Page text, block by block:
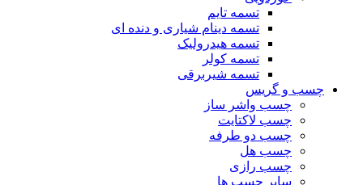
تسمه تایم
تسمه دینام شیاری و دنده ای
تسمه هیدرولیک
تسمه کولر
تسمه شیربرقی
چسب و گریس
چسب واشر ساز
چسب لاکتایت
چسب دو طرفه
چسب هل
چسب رازی
سایر چسب ها